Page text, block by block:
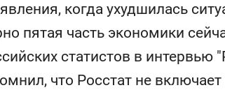
когда ухудшилась
пятая часть экономики
статистов в интервью
что Росстат не
150 камер до квартиры и Face